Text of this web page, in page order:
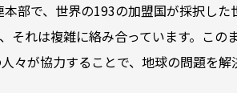
部で、世界の193の加盟国が採択し
それは複雑に絡み合っています。この
が協力することで、地球の問題を解